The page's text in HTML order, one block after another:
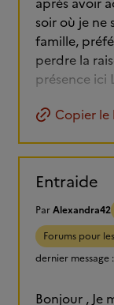
soir où je ne
famille,
perdre la
présence ici
Copier le
Entraide
ParAlexandra42
Forums pour
dernier message :
Bonjour , Je